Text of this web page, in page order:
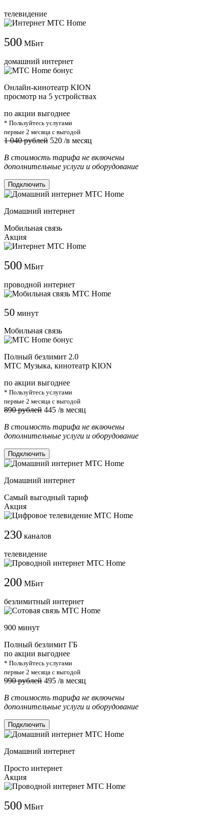
телевидение
500 МБит
домашний интернет
Онлайн-кинотеатр KION
просмотр на 5 устройствах
по акции выгоднее
* Пользуйтесь услугами
первые 2 месяца с выгодой
1 040 рублей 520 /в месяц
В стоимость тарифа не включены
дополнительные услуги и оборудование
Подключить
Домашний интернет
Мобильная связь
Акция
500 МБит
проводной интернет
50 минут
Мобильная связь
Полный безлимит 2.0
МТС Музыка, кинотеатр KION
по акции выгоднее
* Пользуйтесь услугами
первые 2 месяца с выгодой
890 рублей 445 /в месяц
В стоимость тарифа не включены
дополнительные услуги и оборудование
Подключить
Домашний интернет
Самый выгодный тариф
Акция
230 каналов
телевидение
200 МБит
безлимитный интернет
900 минут
Полный безлимит ГБ
по акции выгоднее
* Пользуйтесь услугами
первые 2 месяца с выгодой
990 рублей 495 /в месяц
В стоимость тарифа не включены
дополнительные услуги и оборудование
Подключить
Домашний интернет
Просто интернет
Акция
500 МБит